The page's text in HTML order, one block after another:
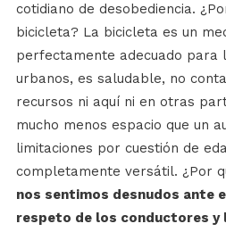
cotidiano de desobediencia.
bicicleta? La bicicleta es un
perfectamente adecuado para
urbanos, es saludable, no
recursos ni aquí ni en otras
mucho menos espacio que un
limitaciones por cuestión de
completamente versátil. ¿Por
nos sentimos desnudos ante
respeto de los conductores y